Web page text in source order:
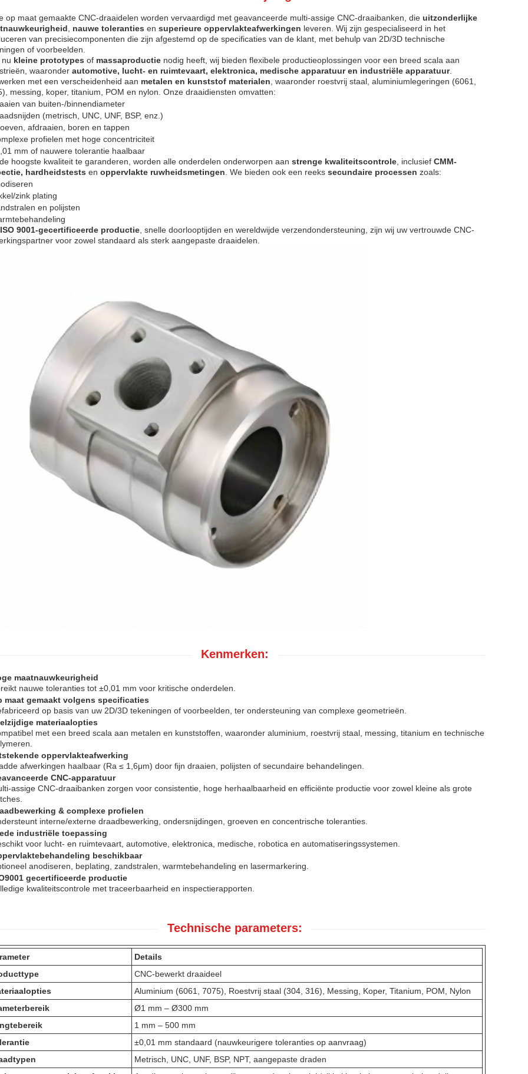
op maat gemaakte CNC-draaidelen worden vervaardigd met geavanceerde multi-assige CNC-draaibanken, die uitzonderlijke
nauwe toleranties en superieure oppervlakteafwerkingen leveren. Wij zijn gespecialiseerd in het
van precisiecomponenten die zijn afgestemd op de specificaties van de klant, met behulp van 2D/3D technische
of voorbeelden.
kleine prototypes of massaproductie nodig heeft, wij bieden flexibele productieoplossingen voor een breed scala aan
waaronder automotive, lucht- en ruimtevaart, elektronica, medische apparatuur en industriële apparatuur.
met een verscheidenheid aan metalen en kunststof materialen , waaronder roestvrij staal, aluminiumlegeringen (6061,
messing, koper, titanium, POM en nylon. Onze draaidiensten omvatten:
van buiten-/binnendiameter
(metrisch, UNC, UNF, BSP, enz.)
afdraaien, boren en tappen
profielen met hoge concentriciteit
mm of nauwere tolerantie haalbaar
hoogste kwaliteit te garanderen, worden alle onderdelen onderworpen aan strenge kwaliteitscontrole , inclusief CMM-
hardheidstests en oppervlakte ruwheidsmetingen . We bieden ook een reeks secundaire processen zoals:
zink plating
en polijsten
ISO 9001-gecertificeerde productie , snelle doorlooptijden en wereldwijde verzendondersteuning, zijn wij uw vertrouwde CNC-
voor zowel standaard als sterk aangepaste draaidelen.
Kenmerken:
maatnauwkeurigheid
nauwe toleranties tot ±0,01 mm voor kritische onderdelen.
maat gemaakt volgens specificaties
op basis van uw 2D/3D tekeningen of voorbeelden, ter ondersteuning van complexe geometrieën.
materiaalopties
met een breed scala aan metalen en kunststoffen, waaronder aluminium, roestvrij staal, messing, titanium en technische
oppervlakteafwerking
afwerkingen haalbaar (Ra ≤ 1,6μm) door fijn draaien, polijsten of secundaire behandelingen.
CNC-apparatuur
assige CNC-draaibanken zorgen voor consistentie, hoge herhaalbaarheid en efficiënte productie voor zowel kleine als grote
& complexe profielen
interne/externe draadbewerking, ondersnijdingen, groeven en concentrische toleranties.
industriële toepassing
voor lucht- en ruimtevaart, automotive, elektronica, medische, robotica en automatiseringssystemen.
beschikbaar
anodiseren, beplating, zandstralen, warmtebehandeling en lasermarkering.
gecertificeerde productie
kwaliteitscontrole met traceerbaarheid en inspectierapporten.
Technische parameters:
Details
CNC-bewerkt draaideel
Aluminium (6061, 7075), Roestvrij staal (304, 316), Messing, Koper, Titanium, POM, Nylon
Ø1 mm – Ø300 mm
1 mm – 500 mm
±0,01 mm standaard (nauwkeurigere toleranties op aanvraag)
Metrisch, UNC, UNF, BSP, NPT, aangepaste draden